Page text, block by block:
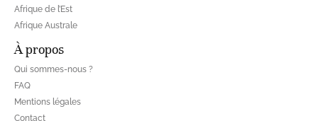
Afrique de l’Est
Afrique Australe
À propos
Qui sommes-nous ?
FAQ
Mentions légales
Contact